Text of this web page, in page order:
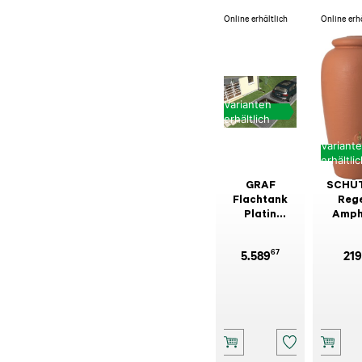
Online erhältlich
Varianten
erhältlich
GRAF
Flachtank
Platin
PKW-
5.58967
Online
219